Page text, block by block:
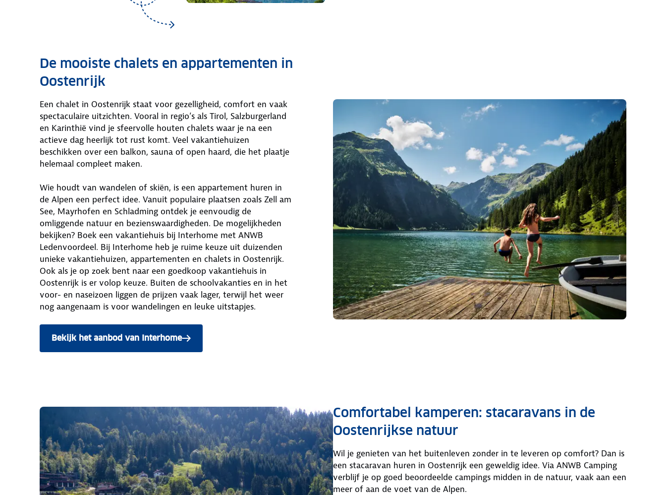
De mooiste chalets en appartementen in
Oostenrijk
Een chalet in Oostenrijk staat voor gezelligheid, comfort en vaak
spectaculaire uitzichten. Vooral in regio’s als Tirol, Salzburgerland
en Karinthië vind je sfeervolle houten chalets waar je na een
actieve dag heerlijk tot rust komt. Veel vakantiehuizen
beschikken over een balkon, sauna of open haard, die het plaatje
helemaal compleet maken.
Wie houdt van wandelen of skiën, is een appartement huren in
de Alpen een perfect idee. Vanuit populaire plaatsen zoals Zell am
See, Mayrhofen en Schladming ontdek je eenvoudig de
omliggende natuur en bezienswaardigheden. De mogelijkheden
bekijken? Boek een vakantiehuis bij Interhome met ANWB
Ledenvoordeel. Bij Interhome heb je ruime keuze uit duizenden
unieke vakantiehuizen, appartementen en chalets in Oostenrijk.
Ook als je op zoek bent naar een goedkoop vakantiehuis in
Oostenrijk is er volop keuze. Buiten de schoolvakanties en in het
voor- en naseizoen liggen de prijzen vaak lager, terwijl het weer
nog aangenaam is voor wandelingen en leuke uitstapjes.
Bekijk het aanbod van Interhome
Comfortabel kamperen: stacaravans in de
Oostenrijkse natuur
Wil je genieten van het buitenleven zonder in te leveren op comfort? Dan is
een stacaravan huren in Oostenrijk een geweldig idee. Via ANWB Camping
verblijf je op goed beoordeelde campings midden in de natuur, vaak aan een
meer of aan de voet van de Alpen.